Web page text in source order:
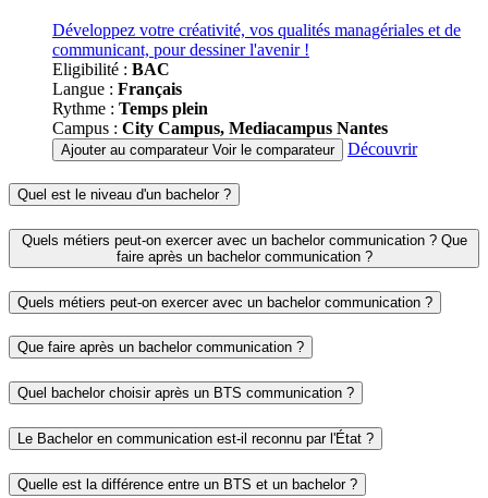
Développez votre créativité, vos qualités managériales et de
communicant, pour dessiner l'avenir !
Eligibilité : BAC
Langue : Français
Rythme : Temps plein
Campus : City Campus, Mediacampus Nantes
Ajouter au comparateur Voir le comparateur Découvrir
Quel est le niveau d'un bachelor ?
Quels métiers peut-on exercer avec un bachelor communication ? Que
faire après un bachelor communication ?
Quels métiers peut-on exercer avec un bachelor communication ?
Que faire après un bachelor communication ?
Quel bachelor choisir après un BTS communication ?
Le Bachelor en communication est-il reconnu par l'État ?
Quelle est la différence entre un BTS et un bachelor ?